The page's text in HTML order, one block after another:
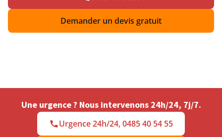
Demander un devis gratuit
Une urgence ? Nous intervenons 24h/24, 7j/7.
Urgence 24h/24, 0485 40 54 55